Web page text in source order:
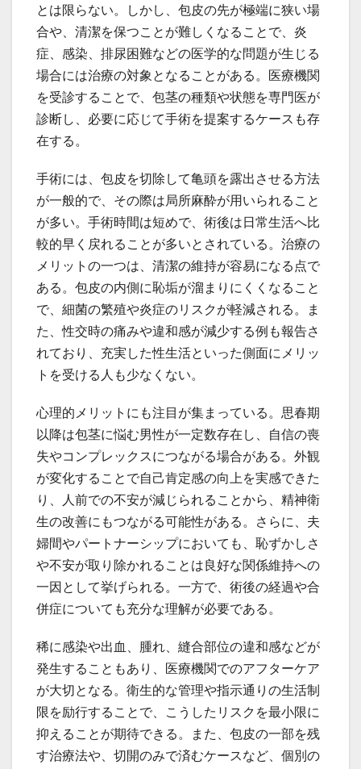
とは限らない。しかし、包皮の先が極端に狭い場
合や、清潔を保つことが難しくなることで、炎
症、感染、排尿困難などの医学的な問題が生じる
場合には治療の対象となることがある。医療機関
を受診することで、包茎の種類や状態を専門医が
診断し、必要に応じて手術を提案するケースも存
在する。
手術には、包皮を切除して亀頭を露出させる方法
が一般的で、その際は局所麻酔が用いられること
が多い。手術時間は短めで、術後は日常生活へ比
較的早く戻れることが多いとされている。治療の
メリットの一つは、清潔の維持が容易になる点で
ある。包皮の内側に恥垢が溜まりにくくなること
で、細菌の繁殖や炎症のリスクが軽減される。ま
た、性交時の痛みや違和感が減少する例も報告さ
れており、充実した性生活といった側面にメリッ
トを受ける人も少なくない。
心理的メリットにも注目が集まっている。思春期
以降は包茎に悩む男性が一定数存在し、自信の喪
失やコンプレックスにつながる場合がある。外観
が変化することで自己肯定感の向上を実感できた
り、人前での不安が減じられることから、精神衛
生の改善にもつながる可能性がある。さらに、夫
婦間やパートナーシップにおいても、恥ずかしさ
や不安が取り除かれることは良好な関係維持への
一因として挙げられる。一方で、術後の経過や合
併症についても充分な理解が必要である。
稀に感染や出血、腫れ、縫合部位の違和感などが
発生することもあり、医療機関でのアフターケア
が大切となる。衛生的な管理や指示通りの生活制
限を励行することで、こうしたリスクを最小限に
抑えることが期待できる。また、包皮の一部を残
す治療法や、切開のみで済むケースなど、個別の